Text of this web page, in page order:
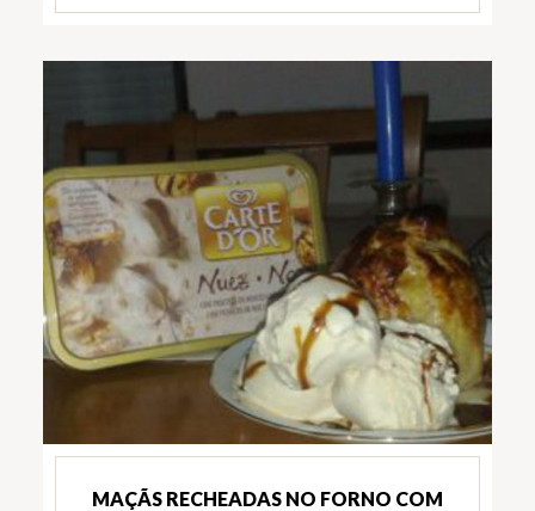
MAÇÃS RECHEADAS NO FORNO COM